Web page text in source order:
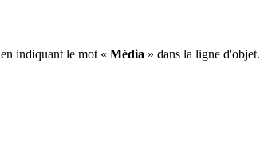
en indiquant le mot « Média » dans la ligne d'objet.